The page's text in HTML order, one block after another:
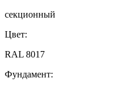
секционный
Цвет:
RAL 8017
Фундамент: